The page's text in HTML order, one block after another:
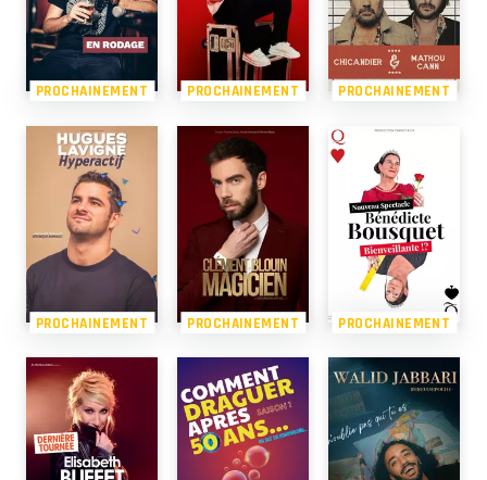
PROCHAINEMENT PROCHAINEMENT PROCHAINEMENT
PROCHAINEMENT PROCHAINEMENT PROCHAINEMENT